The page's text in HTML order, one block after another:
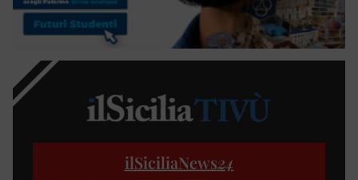
ilSiciliaNews24